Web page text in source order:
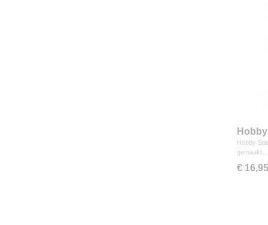
Hobby
gemaakt…
€ 16,95